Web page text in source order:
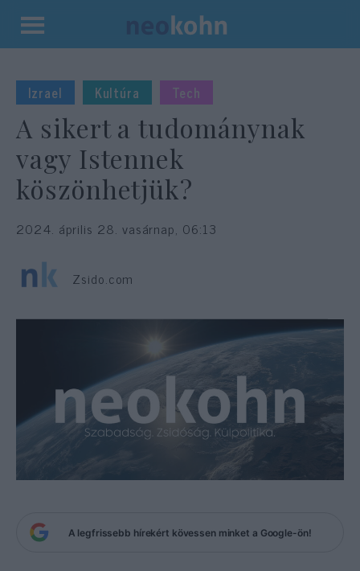
Kilépés
tartalomba
Izrael Kultúra Tech
A sikert a tudománynak
vagy Istennek
köszönhetjük?
2024. április 28. vasárnap, 06:13
Zsido.com
A legfrissebb hírekért kövessen minket a Google-ön!